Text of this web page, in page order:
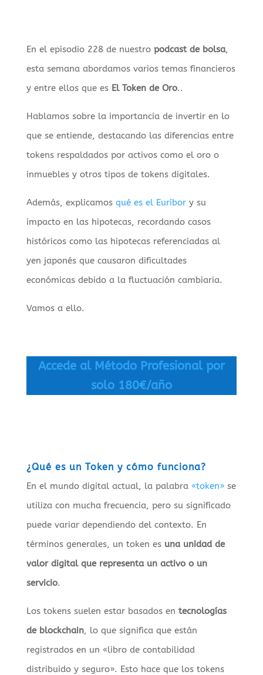
En el episodio 228 de nuestro podcast de bolsa,
esta semana abordamos varios temas financieros
y entre ellos que es El Token de Oro..
Hablamos sobre la importancia de invertir en lo
que se entiende, destacando las diferencias entre
tokens respaldados por activos como el oro o
inmuebles y otros tipos de tokens digitales.
Además, explicamos qué es el Euríbory su
impacto en las hipotecas, recordando casos
históricos como las hipotecas referenciadas al
yen japonés que causaron dificultades
económicas debido a la fluctuación cambiaria.
Vamos a ello.
Accede al Método Profesional por
solo 180€/año
¿Qué es un Token y cómo funciona?
En el mundo digital actual, la palabra «token»se
utiliza con mucha frecuencia, pero su significado
puede variar dependiendo del contexto. En
términos generales, un token es una unidad de
valor digital que representa un activo o un
servicio.
Los tokens suelen estar basados en tecnologías
de blockchain, lo que significa que están
registrados en un «libro de contabilidad
distribuido y seguro». Esto hace que los tokens